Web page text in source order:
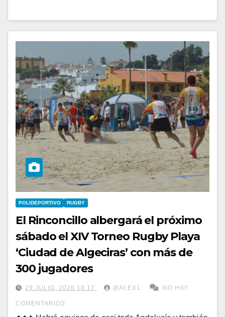
POLIDEPORTIVO RUGBY
El Rinconcillo albergará el próximo
sábado el XIV Torneo Rugby Playa
‘Ciudad de Algeciras’ con más de
300 jugadores
29 JULIO, 2026 18:17 @ALEX1 NO HAY
COMENTARIOS